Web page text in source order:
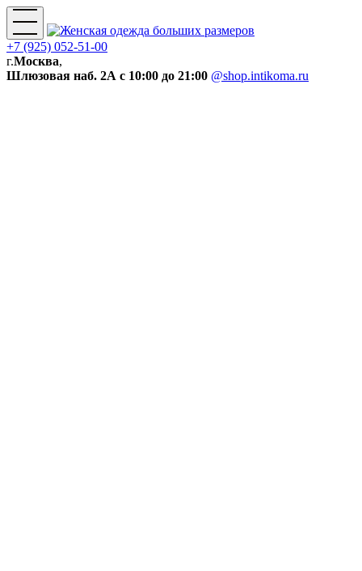
+7 (925) 052-51-00
г.Москва,
Шлюзовая наб. 2А с 10:00 до 21:00 @shop.intikoma.ru